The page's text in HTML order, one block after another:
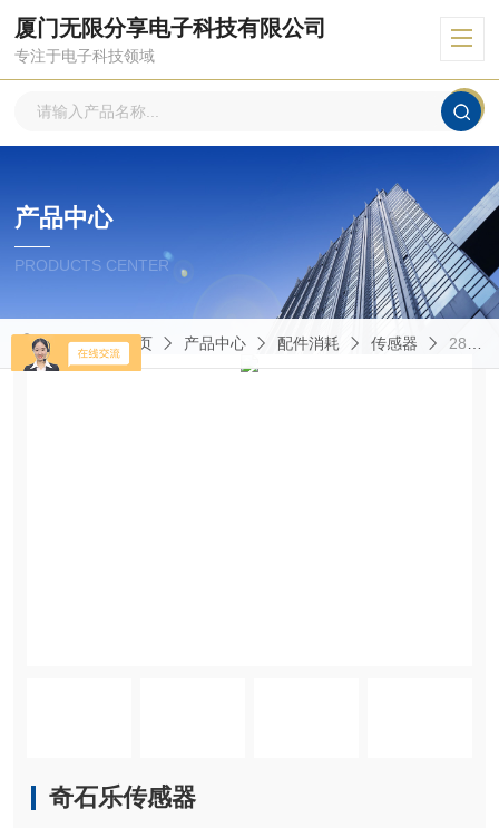
厦门无限分享电子科技有限公司
专注于电子科技领域
产品中心
PRODUCTS CENTER
当前位置：首页 产品中心 配件消耗 传感器 2834A10奇石乐传感器
奇石乐传感器